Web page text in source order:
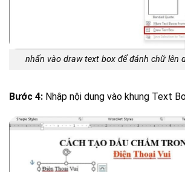
nhấn vào draw text box để đánh chữ lên
Bước 4: Nhập nội dung vào khung Text